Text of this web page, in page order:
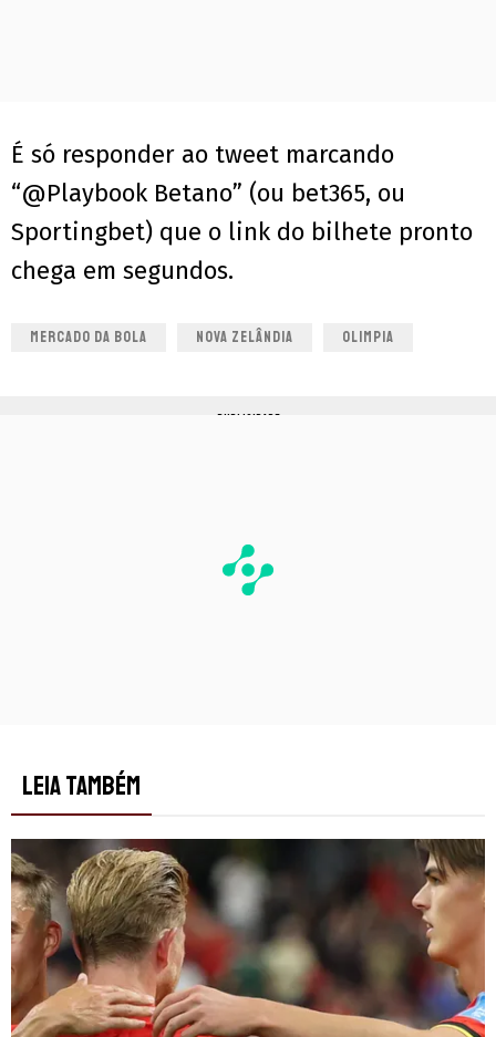
É só responder ao tweet marcando
“@Playbook Betano” (ou bet365, ou
Sportingbet) que o link do bilhete pronto
chega em segundos.
MERCADO DA BOLA NOVA ZELÂNDIA OLIMPIA
PUBLICIDADE
LEIA TAMBÉM